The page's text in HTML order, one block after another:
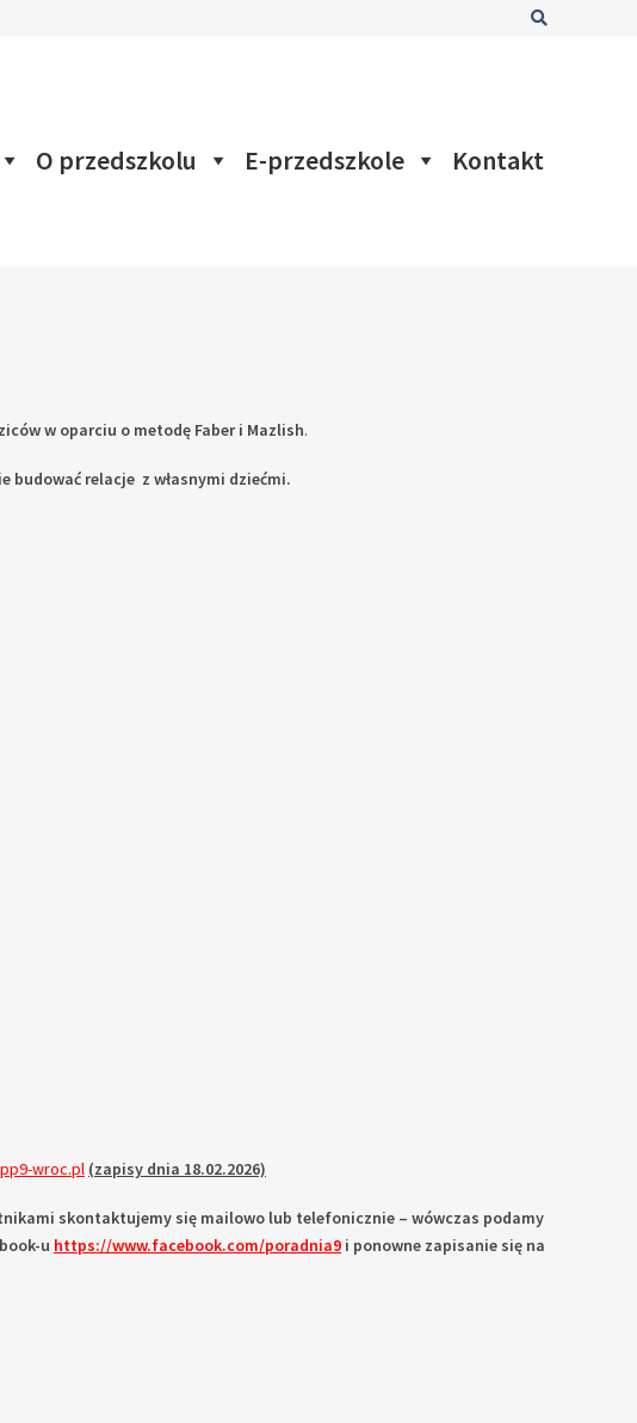
O przedszkolu E-przedszkole Kontakt
w oparciu o metodę Faber i Mazlish.
relacje z własnymi dziećmi.
wroc.pl (zapisy dnia 18.02.2026)
skontaktujemy się mailowo lub telefonicznie – wówczas podamy
u https://www.facebook.com/poradnia9 i ponowne zapisanie się na